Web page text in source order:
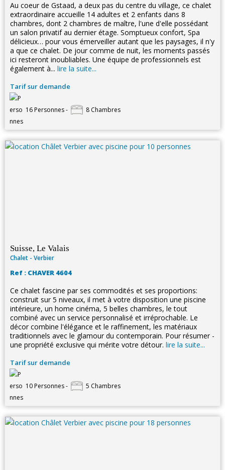
Au coeur de Gstaad, a deux pas du centre du village, ce chalet
extraordinaire accueille 14 adultes et 2 enfants dans 8
chambres, dont 2 chambres de maître, l'une d'elle possédant
un salon privatif au dernier étage. Somptueux confort, Spa
délicieux… pour vous émerveiller autant que les paysages, il n'y
a que ce chalet. De jour comme de nuit, les moments passés
ici resteront inoubliables. Une équipe de professionnels est
également à... lire la suite...
Tarif sur demande
16 Personnes - 8 Chambres
Suisse, Le Valais
Chalet - Verbier
Ref : CHAVER 4604
Ce chalet fascine par ses commodités et ses proportions:
construit sur 5 niveaux, il met à votre disposition une piscine
intérieure, un home cinéma, 5 belles chambres, le tout
combiné avec un service personnalisé et irréprochable. Le
décor combine l'élégance et le raffinement, les matériaux
traditionnels avec le glamour du contemporain. Pour résumer -
une propriété exclusive qui mérite votre détour. lire la suite...
Tarif sur demande
10 Personnes - 5 Chambres